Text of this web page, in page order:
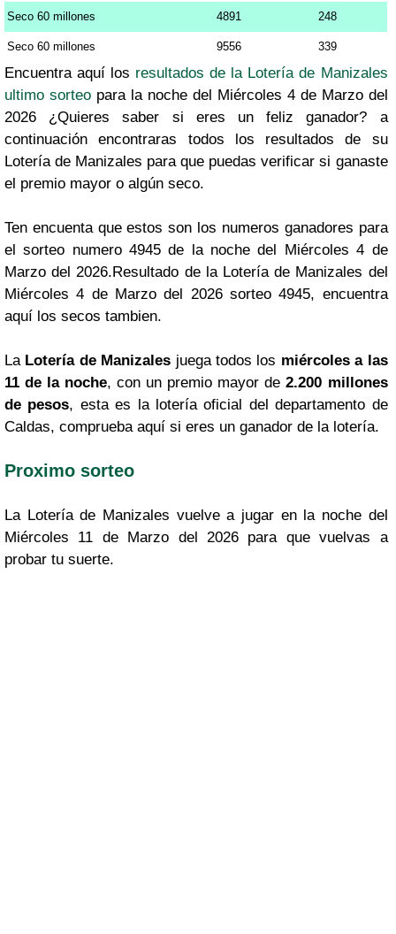
Seco 60 millones 4891 248
Seco 60 millones 9556 339
Encuentra aquí los resultados de la Lotería de Manizales
ultimo sorteopara la noche del Miércoles 4 de Marzo del
2026 ¿Quieres saber si eres un feliz ganador? a
continuación encontraras todos los resultados de su
Lotería de Manizales para que puedas verificar si ganaste
el premio mayor o algún seco.
Ten encuenta que estos son los numeros ganadores para
el sorteo numero 4945 de la noche del Miércoles 4 de
Marzo del 2026.Resultado de la Lotería de Manizales del
Miércoles 4 de Marzo del 2026 sorteo 4945, encuentra
aquí los secos tambien.
La Lotería de Manizales juega todos los miércoles a las
11 de la noche, con un premio mayor de2.200 millones
de pesos, esta es la lotería oficial del departamento de
Caldas, comprueba aquí si eres un ganador de la lotería.
Proximo sorteo
La Lotería de Manizales vuelve a jugar en la noche del
Miércoles 11 de Marzo del 2026 para que vuelvas a
probar tu suerte.